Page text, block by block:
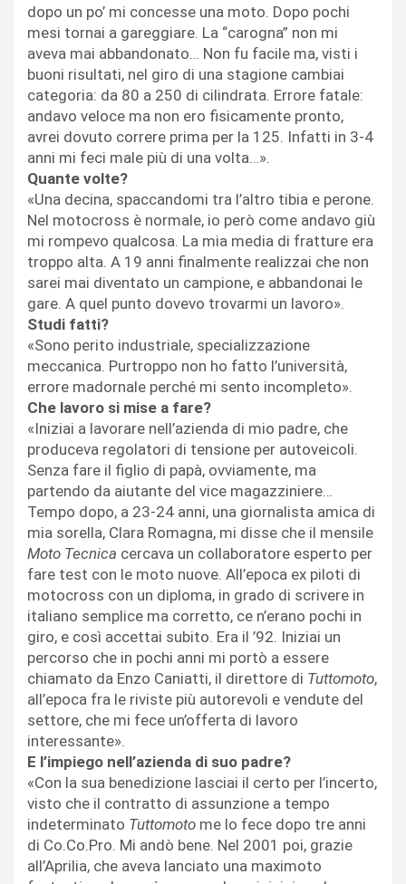
dopo un po’ mi concesse una moto. Dopo pochi
mesi tornai a gareggiare. La “carogna” non mi
aveva mai abbandonato… Non fu facile ma, visti i
buoni risultati, nel giro di una stagione cambiai
categoria: da 80 a 250 di cilindrata. Errore fatale:
andavo veloce ma non ero fisicamente pronto,
avrei dovuto correre prima per la 125. Infatti in 3-4
anni mi feci male più di una volta…».
Quante volte?
«Una decina, spaccandomi tra l’altro tibia e perone.
Nel motocross è normale, io però come andavo giù
mi rompevo qualcosa. La mia media di fratture era
troppo alta. A 19 anni finalmente realizzai che non
sarei mai diventato un campione, e abbandonai le
gare. A quel punto dovevo trovarmi un lavoro».
Studi fatti?
«Sono perito industriale, specializzazione
meccanica. Purtroppo non ho fatto l’università,
errore madornale perché mi sento incompleto».
Che lavoro si mise a fare?
«Iniziai a lavorare nell’azienda di mio padre, che
produceva regolatori di tensione per autoveicoli.
Senza fare il figlio di papà, ovviamente, ma
partendo da aiutante del vice magazziniere…
Tempo dopo, a 23-24 anni, una giornalista amica di
mia sorella, Clara Romagna, mi disse che il mensile
Moto Tecnica cercava un collaboratore esperto per
fare test con le moto nuove. All’epoca ex piloti di
motocross con un diploma, in grado di scrivere in
italiano semplice ma corretto, ce n’erano pochi in
giro, e così accettai subito. Era il ’92. Iniziai un
percorso che in pochi anni mi portò a essere
chiamato da Enzo Caniatti, il direttore di Tuttomoto,
all’epoca fra le riviste più autorevoli e vendute del
settore, che mi fece un’offerta di lavoro
interessante».
E l’impiego nell’azienda di suo padre?
«Con la sua benedizione lasciai il certo per l’incerto,
visto che il contratto di assunzione a tempo
indeterminato Tuttomoto me lo fece dopo tre anni
di Co.Co.Pro. Mi andò bene. Nel 2001 poi, grazie
all’Aprilia, che aveva lanciato una maximoto